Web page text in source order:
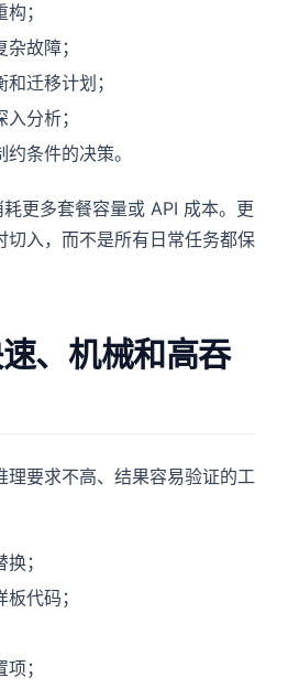
；
故障；
迁移计划；
分析；
条件的决策。
更多套餐容量或 API 成本。更
切入，而不是所有日常任务都保
、机械和高吞
理要求不高、结果容易验证的工
；
代码；
；